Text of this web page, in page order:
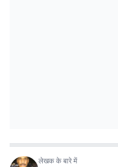
लेखक के बारे में